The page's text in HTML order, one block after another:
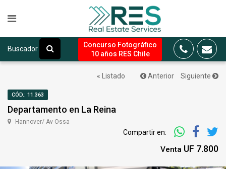
Buscador
Concurso Fotográfico
10 años RES Chile
« Listado Anterior Siguiente
CÓD.: 11.363
Departamento en La Reina
Hannover/ Av Ossa
Compartir en:
Venta UF 7.800